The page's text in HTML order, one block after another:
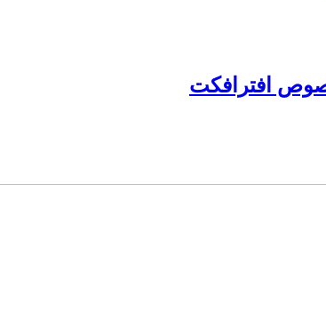
افترافکت